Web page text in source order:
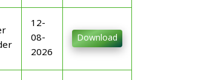
12-
08-
2026
Download